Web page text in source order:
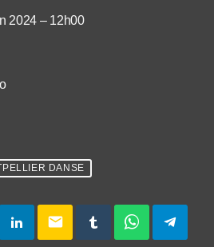
2024 – 12h00
DANSE
email